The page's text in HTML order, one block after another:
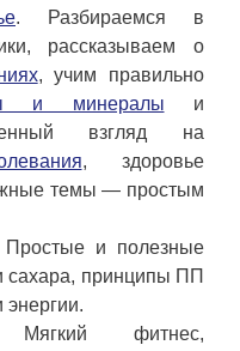
. Разбираемся в
рассказываем о
, учим правильно
и минералы и
взгляд на
, здоровье
темы — простым
и полезные
сахара, принципы ПП
энергии.
фитнес,